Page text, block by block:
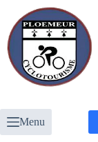
contenu
Menu